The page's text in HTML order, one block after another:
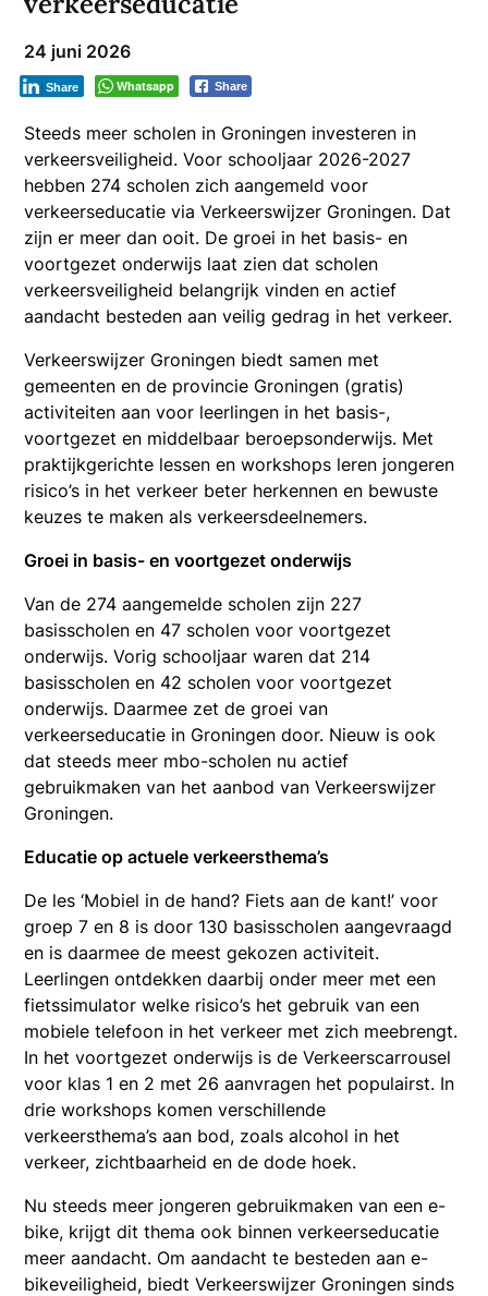
24 juni 2026
Whatsapp Share
Share
Steeds meer scholen in Groningen investeren in
verkeersveiligheid. Voor schooljaar 2026-2027
hebben 274 scholen zich aangemeld voor
verkeerseducatie via Verkeerswijzer Groningen. Dat
zijn er meer dan ooit. De groei in het basis- en
voortgezet onderwijs laat zien dat scholen
verkeersveiligheid belangrijk vinden en actief
aandacht besteden aan veilig gedrag in het verkeer.
Verkeerswijzer Groningen biedt samen met
gemeenten en de provincie Groningen (gratis)
activiteiten aan voor leerlingen in het basis-,
voortgezet en middelbaar beroepsonderwijs. Met
praktijkgerichte lessen en workshops leren jongeren
risico’s in het verkeer beter herkennen en bewuste
keuzes te maken als verkeersdeelnemers.
Groei in basis- en voortgezet onderwijs
Van de 274 aangemelde scholen zijn 227
basisscholen en 47 scholen voor voortgezet
onderwijs. Vorig schooljaar waren dat 214
basisscholen en 42 scholen voor voortgezet
onderwijs. Daarmee zet de groei van
verkeerseducatie in Groningen door. Nieuw is ook
dat steeds meer mbo-scholen nu actief
gebruikmaken van het aanbod van Verkeerswijzer
Groningen.
Educatie op actuele verkeersthema’s
De les ‘Mobiel in de hand? Fiets aan de kant!’ voor
groep 7 en 8 is door 130 basisscholen aangevraagd
en is daarmee de meest gekozen activiteit.
Leerlingen ontdekken daarbij onder meer met een
fietssimulator welke risico’s het gebruik van een
mobiele telefoon in het verkeer met zich meebrengt.
In het voortgezet onderwijs is de Verkeerscarrousel
voor klas 1 en 2 met 26 aanvragen het populairst. In
drie workshops komen verschillende
verkeersthema’s aan bod, zoals alcohol in het
verkeer, zichtbaarheid en de dode hoek.
Nu steeds meer jongeren gebruikmaken van een e-
bike, krijgt dit thema ook binnen verkeerseducatie
meer aandacht. Om aandacht te besteden aan e-
bikeveiligheid, biedt Verkeerswijzer Groningen sinds